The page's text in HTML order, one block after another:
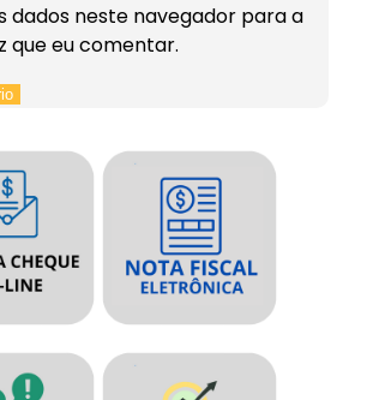
dados neste navegador para a
que eu comentar.